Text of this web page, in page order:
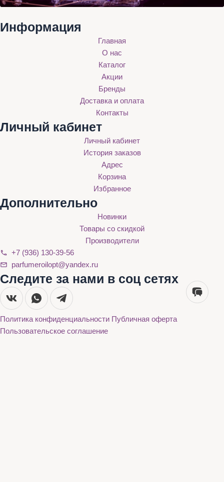
Информация
Главная
О нас
Каталог
Акции
Бренды
Доставка и оплата
Контакты
Личный кабинет
Личный кабинет
История заказов
Адрес
Корзина
Избранное
Дополнительно
Новинки
Товары со скидкой
Производители
+7 (936) 130-39-56
parfumeroilopt@yandex.ru
Следите за нами в соц сетях
Политика конфиденциальности Публичная оферта
Пользовательское соглашение